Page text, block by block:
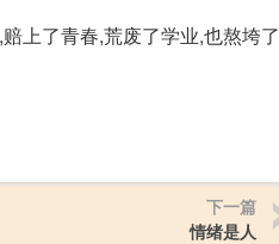
上了青春,荒废了学业,也熬垮了
下一篇
情绪是人